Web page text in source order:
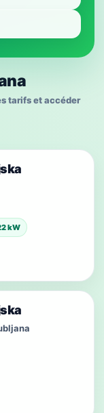
tarifs et accéder
kW